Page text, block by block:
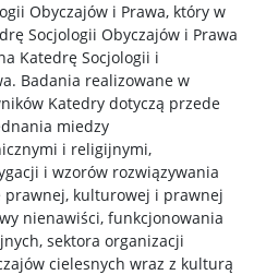
Obyczajów i Prawa, który w
Socjologii Obyczajów i Prawa
Katedrę Socjologii i
Badania realizowane w
Katedry dotyczą przede
miedzy
i religijnymi,
i wzorów rozwiązywania
kulturowej i prawnej
nienawiści, funkcjonowania
sektora organizacji
cielesnych wraz z kulturą